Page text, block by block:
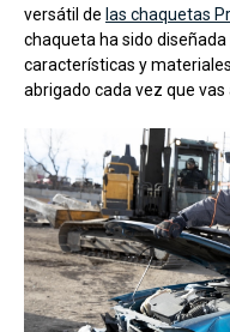
versátil de las chaquetas
chaqueta ha sido
características y
abrigado cada vez que vas